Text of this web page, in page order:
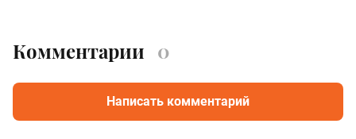
Комментарии 0
Написать комментарий